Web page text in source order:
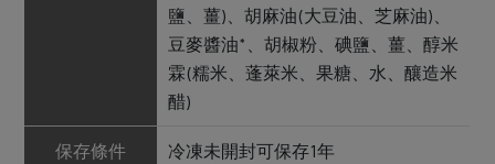
鹽、薑)、胡麻油(大豆油、芝麻油)、
豆麥醬油*、胡椒粉、碘鹽、薑、醇米
霖(糯米、蓬萊米、果糖、水、釀造米
醋)
保存條件 冷凍未開封可保存1年